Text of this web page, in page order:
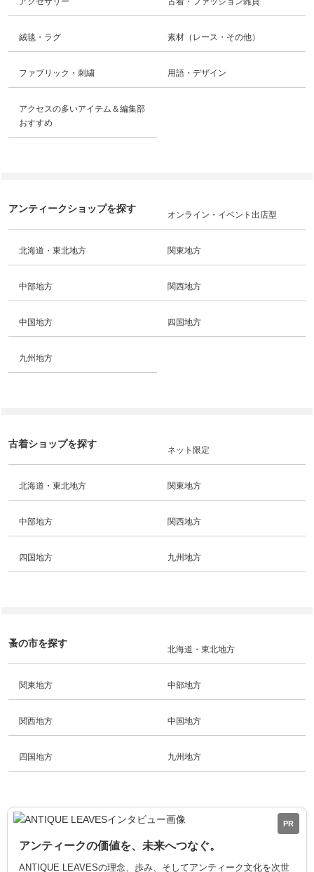
絨毯・ラグ 素材（レース・その他）
ファブリック・刺繍 用語・デザイン
アクセスの多いアイテム＆編集部
おすすめ
アンティークショップを探す
オンライン・イベント出店型
北海道・東北地方 関東地方
中部地方 関西地方
中国地方 四国地方
九州地方
古着ショップを探す
ネット限定
北海道・東北地方 関東地方
中部地方 関西地方
四国地方 九州地方
蚤の市を探す
北海道・東北地方
関東地方 中部地方
関西地方 中国地方
四国地方 九州地方
PR
アンティークの価値を、未来へつなぐ。
ANTIQUE LEAVESの理念、歩み、そしてアンティーク文化を次世